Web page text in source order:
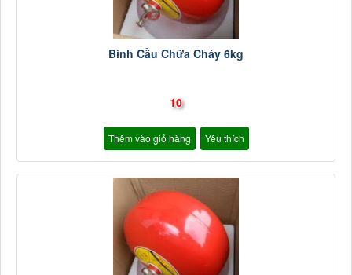
Bình Cầu Chữa Cháy 6kg
10
Thêm vào giỏ hàng Yêu thích